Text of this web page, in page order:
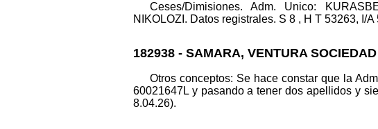
Ceses/Dimisiones. Adm. Unico:
NIKOLOZI. Datos registrales. S 8 , H T 53263, I/A
182938 - SAMARA, VENTURA
Otros conceptos: Se hace constar que la
60021647L y pasando a tener dos apellidos y
8.04.26).